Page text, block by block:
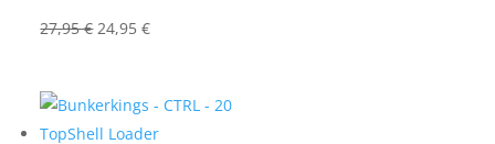
27,95€ Ursprünglicher
27,95 €
24,95€Aktueller
24,95 €.